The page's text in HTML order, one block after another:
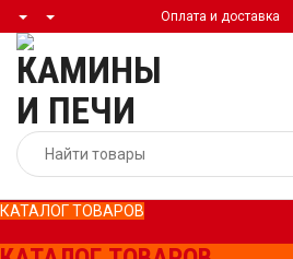
Оплата и доставка
КАТАЛОГ ТОВАРОВ